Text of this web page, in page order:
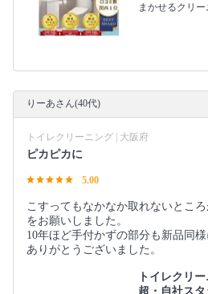
まかせるクリ
りーあさん(40代)
トイレクリーニング | 大阪府
ピカピカに
5.00
こすってもなかなか取れないとこ
をお願いしました。
10年ほど手付かずの部分も新品同
ありがとうございました。
トイレクリ
超・自社ス